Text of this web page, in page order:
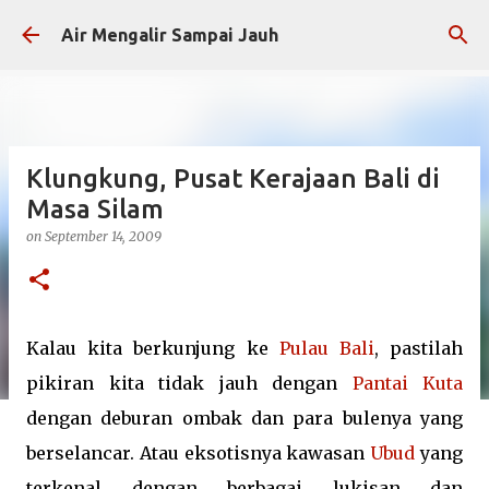
Skip to main content
Air Mengalir Sampai Jauh
Klungkung, Pusat Kerajaan Bali di
Masa Silam
on September 14, 2009
Kalau kita berkunjung ke Pulau Bali, pastilah
pikiran kita tidak jauh dengan Pantai Kuta
dengan deburan ombak dan para bulenya yang
berselancar. Atau eksotisnya kawasanUbud yang